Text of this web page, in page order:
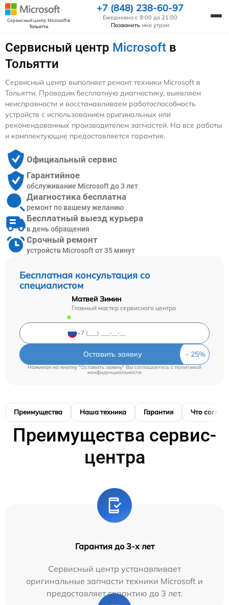
Сервисный центр Microsoftв
Тольятти
+7 (848) 238-60-97
Ежедневно с 9:00 до 21:00
Позвонить мне утром
Сервисный центр Microsoft в
Тольятти
Бесплатная консультация со
специалистом
Матвей Зимин
Главный мастер сервисного центра
Оставить заявку
Нажимая на кнопку "Оставить заявку" Вы соглашаетесь cполитикой
конфиденциальности
Сервисный центр выполняет ремонт техники Microsoft в
Тольятти. Проводим бесплатную диагностику, выявляем
неисправности и восстанавливаем работоспособность
устройств с использованием оригинальных или
рекомендованных производителем запчастей. На все работы
и комплектующие предоставляется гарантия.
Официальный сервис
Гарантийное
обслуживание Microsoft до 3 лет
Диагностика бесплатна
ремонт по вашему желанию
Бесплатный выезд курьера
в день обращения
Срочный ремонт
устройств Microsoft от 35 минут
Преимущества Наша техника Гарантия Что
Преимущества сервис-
центра
Гарантия до 3-х лет
Сервисный центр устанавливает
оригинальные запчасти техники Microsoft и
предоставляет гарантию до 3 лет.